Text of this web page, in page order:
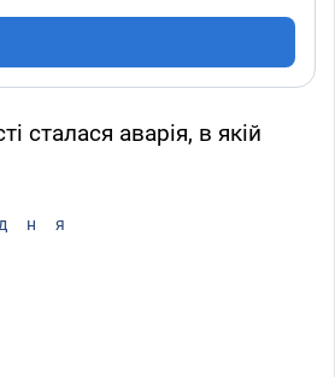
сталася аварія, в якій